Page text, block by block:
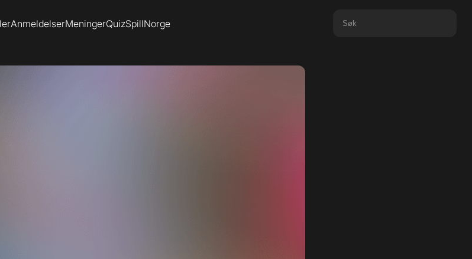
AnmeldelserMeningerQuizSpillNorge